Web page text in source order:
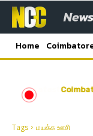
Home
Latest News
Tags மயக்க ஊசி